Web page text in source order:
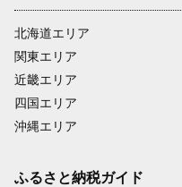
北海道エリア
関東エリア
近畿エリア
四国エリア
沖縄エリア
ふるさと納税ガイド